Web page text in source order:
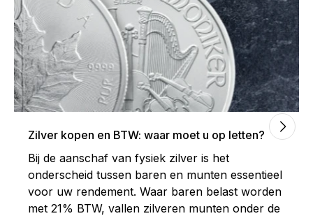
Zilver kopen en BTW: waar moet u op letten?
Bij de aanschaf van fysiek zilver is het
onderscheid tussen baren en munten essentieel
voor uw rendement. Waar baren belast worden
met 21% BTW, vallen zilveren munten onder de